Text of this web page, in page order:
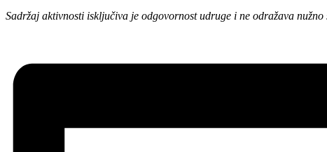
Sadržaj aktivnosti isključiva je odgovornost udruge i ne odražava nužno